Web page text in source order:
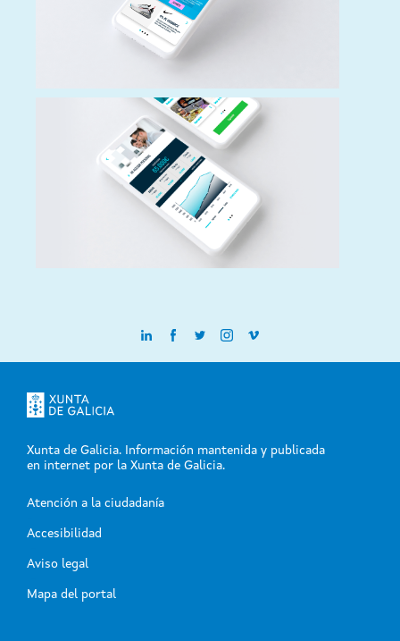
Xunta de Galicia. Información mantenida y publicada
en internet por la Xunta de Galicia.
Atención a la ciudadanía
Accesibilidad
Aviso legal
Mapa del portal